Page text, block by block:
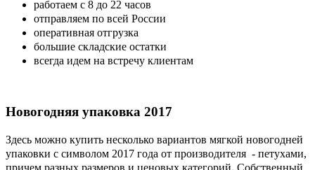
работаем с 8 до 22 часов
отправляем по всей России
оперативная отгрузка
большие складские остатки
всегда идем на встречу клиентам
Новогодняя упаковка 2017
Здесь можно купить несколько вариантов мягкой новогодней
упаковки с символом 2017 года от производителя - петухами,